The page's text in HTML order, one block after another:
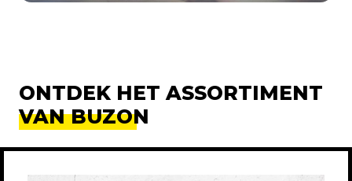
ONTDEK HET ASSORTIMENT
VAN BUZON